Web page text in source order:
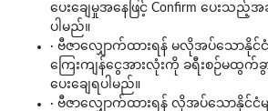
ပေးချေမှုအနေဖြင့် Confirm ပေးသည့်အ
ပါမည်။
· ဗီဇာလျှောက်ထားရန် မလိုအပ်သောနိုင်
ကြေးကျန်ငွေအားလုံးကို ခရီးစဉ်မထွ
ပေးချေရပါမည်။
· ဗီဇာလျှောက်ထားရန် လိုအပ်သောနိုင်ငံ